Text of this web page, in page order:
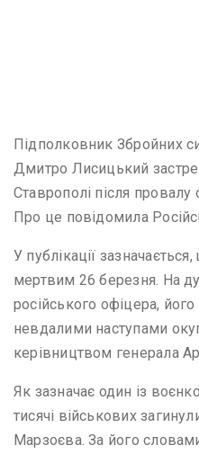
Підполковник Збройних
Дмитро Лисицький
Ставрополі після провалу
Про це повідомила
У публікації
мертвим 26 березня. На
російського офіцера,
невдалими наступами
керівництвом генерала
Як зазначає один із
тисячі військових
Марзоєва. За його